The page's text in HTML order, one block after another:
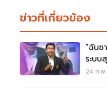
ข่าวที่เกี่ยวข้อง
“ฉันช
ระบ
24 ก.พ